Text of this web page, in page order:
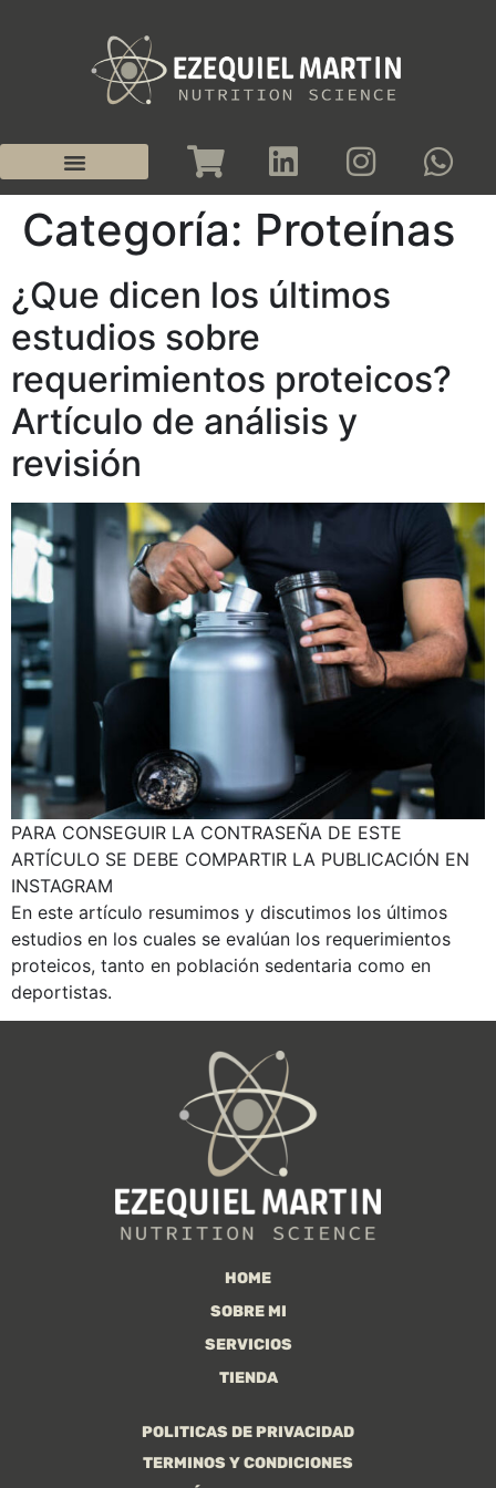
Categoría: Proteínas
¿Que dicen los últimos
estudios sobre
requerimientos proteicos?
Artículo de análisis y
revisión
PARA CONSEGUIR LA CONTRASEÑA DE ESTE
ARTÍCULO SE DEBE COMPARTIR LA PUBLICACIÓN EN
INSTAGRAM
En este artículo resumimos y discutimos los últimos
estudios en los cuales se evalúan los requerimientos
proteicos, tanto en población sedentaria como en
deportistas.
HOME
SOBRE MI
SERVICIOS
TIENDA
POLITICAS DE PRIVACIDAD
TERMINOS Y CONDICIONES